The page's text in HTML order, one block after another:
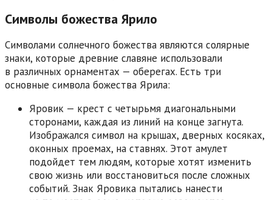
Символы божества Ярило
Символами солнечного божества являются солярные
знаки, которые древние славяне использовали
в различных орнаментах — оберегах. Есть три
основные символа божества Ярила:
Яровик — крест с четырьмя диагональными
сторонами, каждая из линий на конце загнута.
Изображался символ на крышах, дверных косяках,
оконных проемах, на ставнях. Этот амулет
подойдет тем людям, которые хотят изменить
свою жизнь или восстановиться после сложных
событий. Знак Яровика пытались нанести